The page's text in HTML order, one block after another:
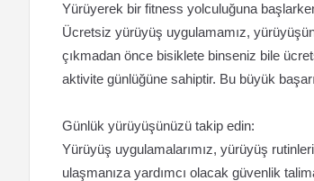
Yürüyerek bir fitness yolculuğuna
Ücretsiz yürüyüş uygulamamız,
çıkmadan önce bisiklete binseniz bile
aktivite günlüğüne sahiptir. Bu büyük
Günlük yürüyüşünüzü takip edin:
Yürüyüş uygulamalarımız, yürüyüş
ulaşmanıza yardımcı olacak güvenlik